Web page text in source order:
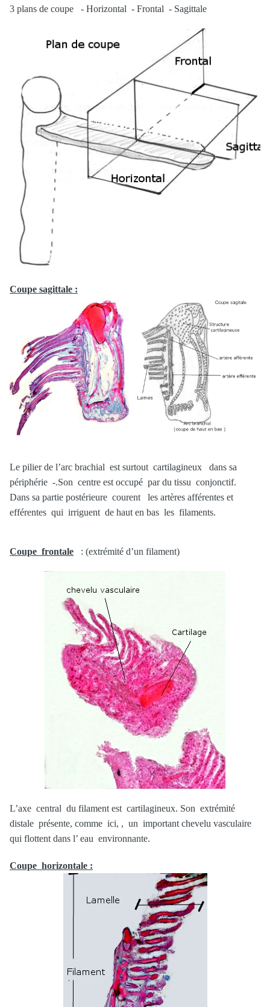
3 plans de coupe - Horizontal - Frontal - Sagittale
Coupe sagittale :
Le pilier de l’arc brachial est surtout cartilagineux dans sa
périphérie -.Son centre est occupé par du tissu conjonctif.
Dans sa partie postérieure courent les artères afférentes et
efférentes qui irriguent de haut en bas les filaments.
Coupe frontale : (extrémité d’un filament)
L’axe central du filament est cartilagineux. Son extrémité
distale présente, comme ici, , un important chevelu vasculaire
qui flottent dans l’ eau environnante.
Coupe horizontale :